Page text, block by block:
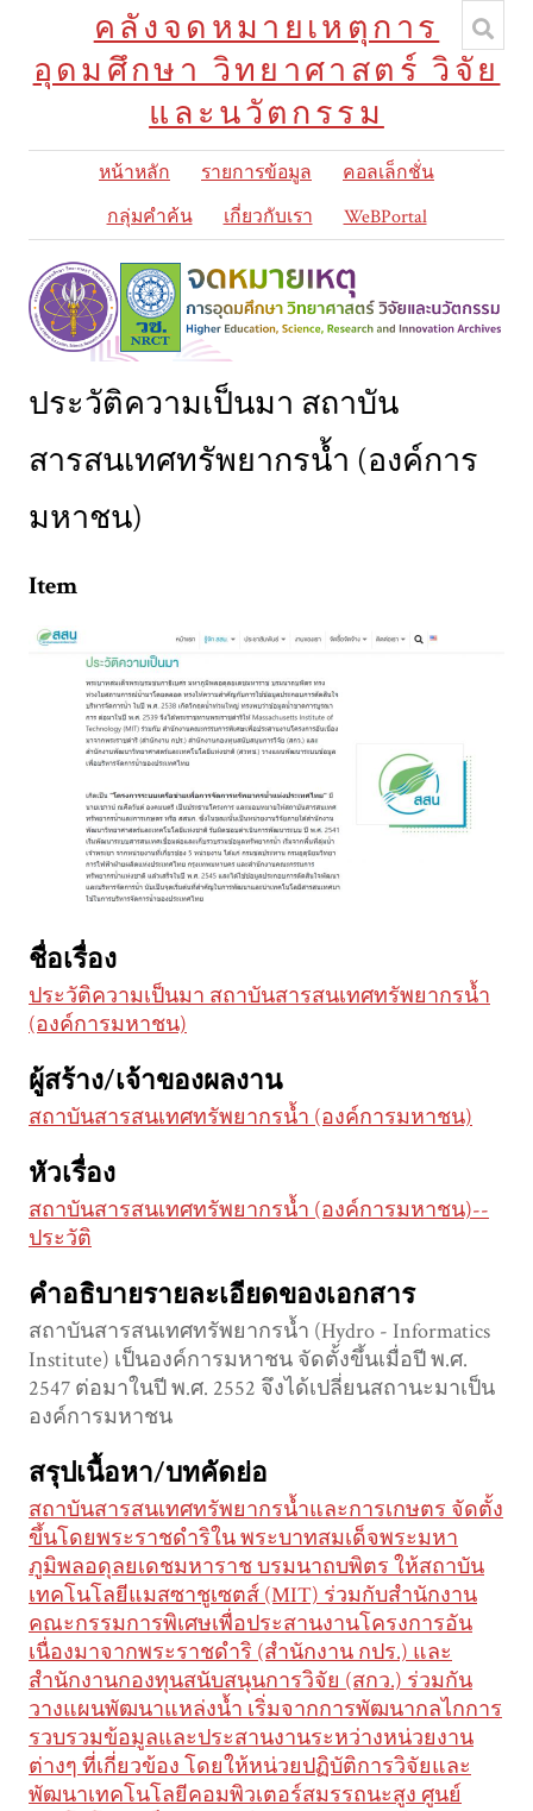
คลังจดหมายเหตุการ
อุดมศึกษา วิทยาศาสตร์ วิจัย
และนวัตกรรม
หน้าหลัก รายการข้อมูล
คอลเล็กชั่น
กลุ่มคำค้น
เกี่ยวกับเรา WeBPortal
ประวัติความเป็นมา สถาบัน
สารสนเทศทรัพยากรน้ำ (องค์การ
มหาชน)
Item
ชื่อเรื่อง
ประวัติความเป็นมา สถาบันสารสนเทศทรัพยากรน้ำ
(องค์การมหาชน)
ผู้สร้าง/เจ้าของผลงาน
สถาบันสารสนเทศทรัพยากรน้ำ (องค์การมหาชน)
หัวเรื่อง
สถาบันสารสนเทศทรัพยากรน้ำ (องค์การมหาชน)--
ประวัติ
คำอธิบายรายละเอียดของเอกสาร
สถาบันสารสนเทศทรัพยากรน้ำ (Hydro - Informatics
Institute) เป็นองค์การมหาชน จัดตั้งขึ้นเมื่อปี พ.ศ.
2547 ต่อมาในปี พ.ศ. 2552 จึงได้เปลี่ยนสถานะมาเป็น
องค์การมหาชน
สรุปเนื้อหา/บทคัดย่อ
สถาบันสารสนเทศทรัพยากรน้ำและการเกษตร จัดตั้ง
ขึ้นโดยพระราชดำริใน พระบาทสมเด็จพระมหา
ภูมิพลอดุลยเดชมหาราช บรมนาถบพิตร ให้สถาบัน
เทคโนโลยีแมสซาชูเซตส์ (MIT) ร่วมกับสำนักงาน
คณะกรรมการพิเศษเพื่อประสานงานโครงการอัน
เนื่องมาจากพระราชดำริ (สำนักงาน กปร.) และ
สำนักงานกองทุนสนับสนุนการวิจัย (สกว.) ร่วมกัน
วางแผนพัฒนาแหล่งน้ำ เริ่มจากการพัฒนากลไกการ
รวบรวมข้อมูลและประสานงานระหว่างหน่วยงาน
ต่างๆ ที่เกี่ยวข้อง โดยให้หน่วยปฏิบัติการวิจัยและ
พัฒนาเทคโนโลยีคอมพิวเตอร์สมรรถนะสูง ศูนย์